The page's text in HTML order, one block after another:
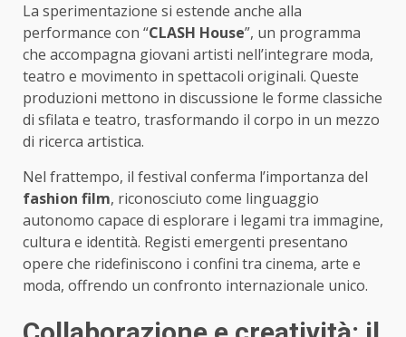
La sperimentazione si estende anche alla
performance con “CLASH House”, un programma
che accompagna giovani artisti nell’integrare moda,
teatro e movimento in spettacoli originali. Queste
produzioni mettono in discussione le forme classiche
di sfilata e teatro, trasformando il corpo in un mezzo
di ricerca artistica.
Nel frattempo, il festival conferma l’importanza del
fashion film, riconosciuto come linguaggio
autonomo capace di esplorare i legami tra immagine,
cultura e identità. Registi emergenti presentano
opere che ridefiniscono i confini tra cinema, arte e
moda, offrendo un confronto internazionale unico.